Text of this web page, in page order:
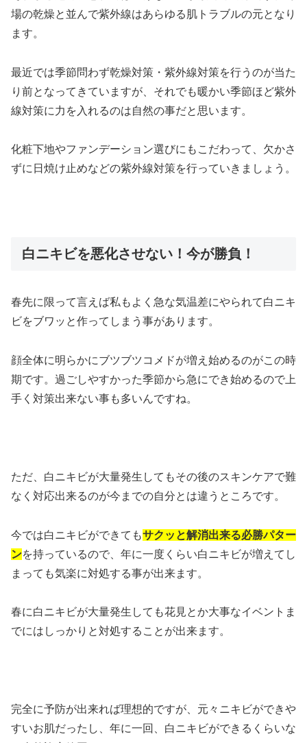
場の乾燥と並んで紫外線はあらゆる肌トラブルの元となり
ます。
最近では季節問わず乾燥対策・紫外線対策を行うのが当た
り前となってきていますが、それでも暖かい季節ほど紫外
線対策に力を入れるのは自然の事だと思います。
化粧下地やファンデーション選びにもこだわって、欠かさ
ずに日焼け止めなどの紫外線対策を行っていきましょう。
白ニキビを悪化させない！今が勝負！
春先に限って言えば私もよく急な気温差にやられて白ニキ
ビをブワッと作ってしまう事があります。
顔全体に明らかにブツブツコメドが増え始めるのがこの時
期です。過ごしやすかった季節から急にでき始めるので上
手く対策出来ない事も多いんですね。
ただ、白ニキビが大量発生してもその後のスキンケアで難
なく対応出来るのが今までの自分とは違うところです。
今では白ニキビができてもサクッと解消出来る必勝パター
ンを持っているので、年に一度くらい白ニキビが増えてし
まっても気楽に対処する事が出来ます。
春に白ニキビが大量発生しても花見とか大事なイベントま
でにはしっかりと対処することが出来ます。
完全に予防が出来れば理想的ですが、元々ニキビができや
すいお肌だったし、年に一回、白ニキビができるくらいな